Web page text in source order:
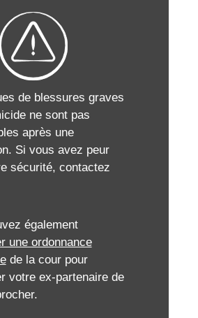
de blessures graves
ne sont pas
après une
Si vous avez peur
sécurité, contactez
également
une ordonnance
de la cour pour
votre ex-partenaire de